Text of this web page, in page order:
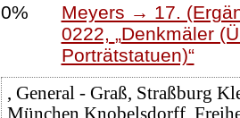
0%
Meyers → 17.
0222,
Denkmäler
Porträtstatuen)
, General - Graß, Straßburg
München Knobelsdorff,